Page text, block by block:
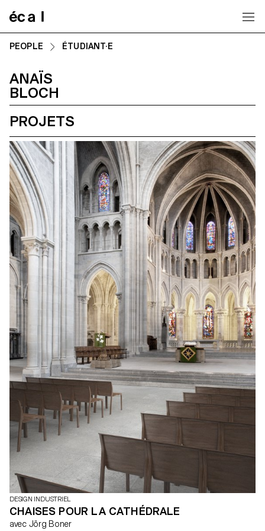
PEOPLE ÉTUDIANT·E
ANAÏS
BLOCH
PROJETS
DESIGN INDUSTRIEL
CHAISES POUR LA CATHÉDRALE
avec Jörg Boner